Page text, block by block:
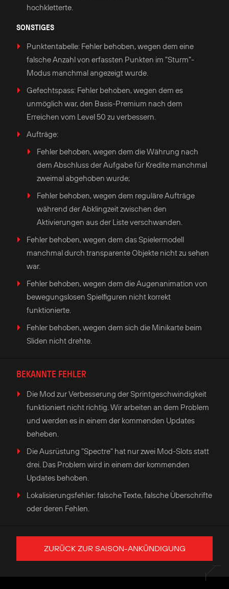
hochkletterte.
SONSTIGES
Punktentabelle: Fehler behoben, wegen dem eine
falsche Anzahl von erfassten Punkten im "Sturm"-
Modus manchmal angezeigt wurde.
Gefechtspass: Fehler behoben, wegen dem es
unmöglich war, den Basis-Premium nach dem
Erreichen vom Level 50 zu verbessern.
Aufträge:
Fehler behoben, wegen dem die Währung nach
dem Abschluss der Aufgabe für Kredite manchmal
zweimal abgehoben wurde;
Fehler behoben, wegen dem reguläre Aufträge
während der Abklingzeit zwischen den
Aktivierungen aus der Liste verschwanden.
Fehler behoben, wegen dem das Spielermodell
manchmal durch transparente Objekte nicht zu sehen
war.
Fehler behoben, wegen dem die Augenanimation von
bewegungslosen Spielfiguren nicht korrekt
funktionierte.
Fehler behoben, wegen dem sich die Minikarte beim
Sliden nicht drehte.
BEKANNTE FEHLER
Die Mod zur Verbesserung der Sprintgeschwindigkeit
funktioniert nicht richtig. Wir arbeiten an dem Problem
und werden es in einem der kommenden Updates
beheben.
Die Ausrüstung "Spectre" hat nur zwei Mod-Slots statt
drei. Das Problem wird in einem der kommenden
Updates behoben.
Lokalisierungsfehler: falsche Texte, falsche Überschrifte
oder deren Fehlen.
ZURÜCK ZUR SAISON-ANKÜNDIGUNG